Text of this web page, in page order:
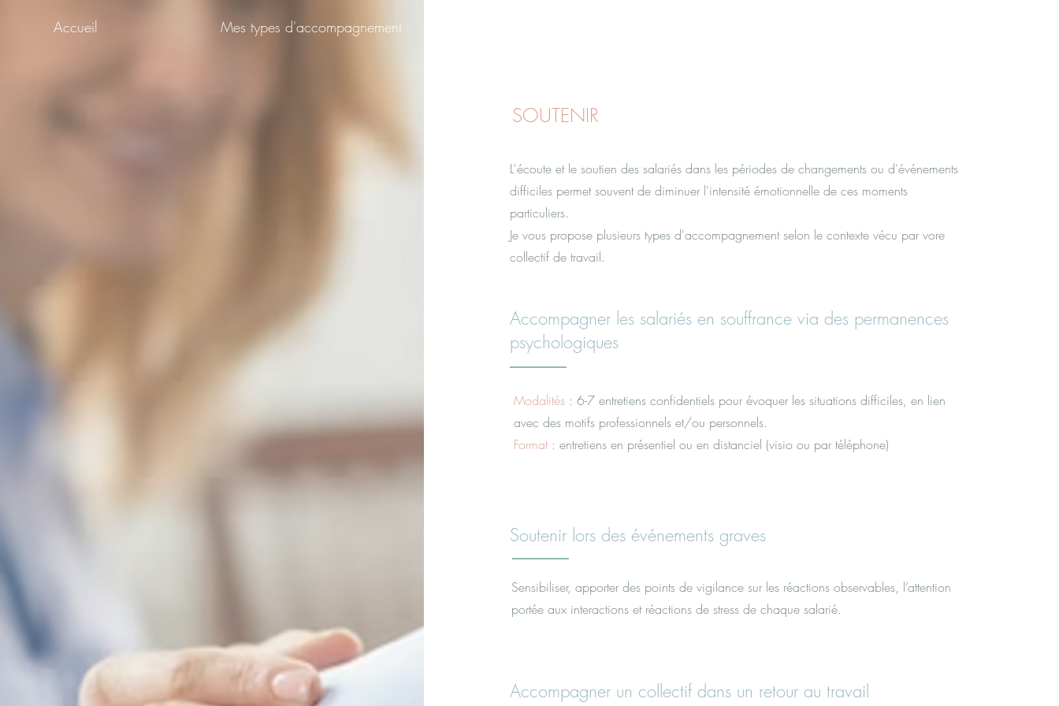
Accueil Mes types d'accompagnement
SOUTENIR
L'écoute et le soutien des salariés dans les périodes de changements ou d'événements
difficiles permet souvent de diminuer l'intensité émotionnelle de ces moments
particuliers.
Je vous propose plusieurs types d'accompagnement selon le contexte vécu par vore
collectif de travail.
Accompagner les salariés en souffrance via des permanences
psychologiques
Modalités : 6-7 entretiens confidentiels pour évoquer les situations difficiles, en lien
avec des motifs professionnels et/ou personnels.
Format: entretiens en présentiel ou en distanciel (visio ou par téléphone)
Soutenir lors des événements graves
Sensibiliser, apporter des points de vigilance sur les réactions observables, l’attention
portée aux interactions et réactions de stress de chaque salarié.
Accompagner un collectif dans un retour au travail